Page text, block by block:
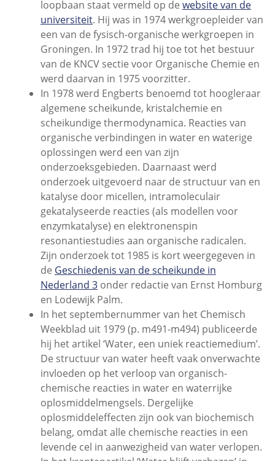
loopbaan staat vermeld op de website van de
universiteit. Hij was in 1974 werkgroepleider van
een van de fysisch-organische werkgroepen in
Groningen. In 1972 trad hij toe tot het bestuur
van de KNCV sectie voor Organische Chemie en
werd daarvan in 1975 voorzitter.
In 1978 werd Engberts benoemd tot hoogleraar
algemene scheikunde, kristalchemie en
scheikundige thermodynamica. Reacties van
organische verbindingen in water en waterige
oplossingen werd een van zijn
onderzoeksgebieden. Daarnaast werd
onderzoek uitgevoerd naar de structuur van en
katalyse door micellen, intramoleculair
gekatalyseerde reacties (als modellen voor
enzymkatalyse) en elektronenspin
resonantiestudies aan organische radicalen.
Zijn onderzoek tot 1985 is kort weergegeven in
de Geschiedenis van de scheikunde in
Nederland 3onder redactie van Ernst Homburg
en Lodewijk Palm.
In het septembernummer van het Chemisch
Weekblad uit 1979 (p. m491-m494) publiceerde
hij het artikel ‘Water, een uniek reactiemedium’.
De structuur van water heeft vaak onverwachte
invloeden op het verloop van organisch-
chemische reacties in water en waterrijke
oplosmiddelmengsels. Dergelijke
oplosmiddeleffecten zijn ook van biochemisch
belang, omdat alle chemische reacties in een
levende cel in aanwezigheid van water verlopen.